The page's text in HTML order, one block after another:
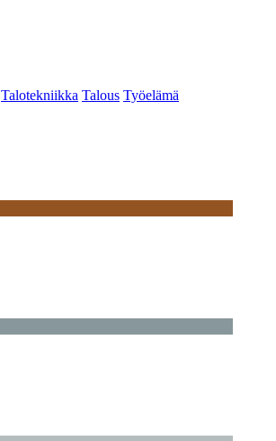
Talotekniikka Talous Työelämä